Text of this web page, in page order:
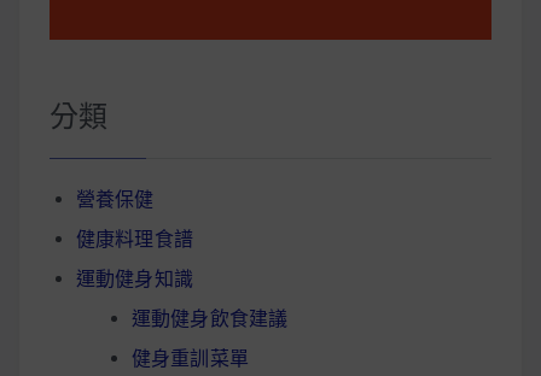
分類
營養保健
健康料理食譜
運動健身知識
運動健身飲食建議
健身重訓菜單